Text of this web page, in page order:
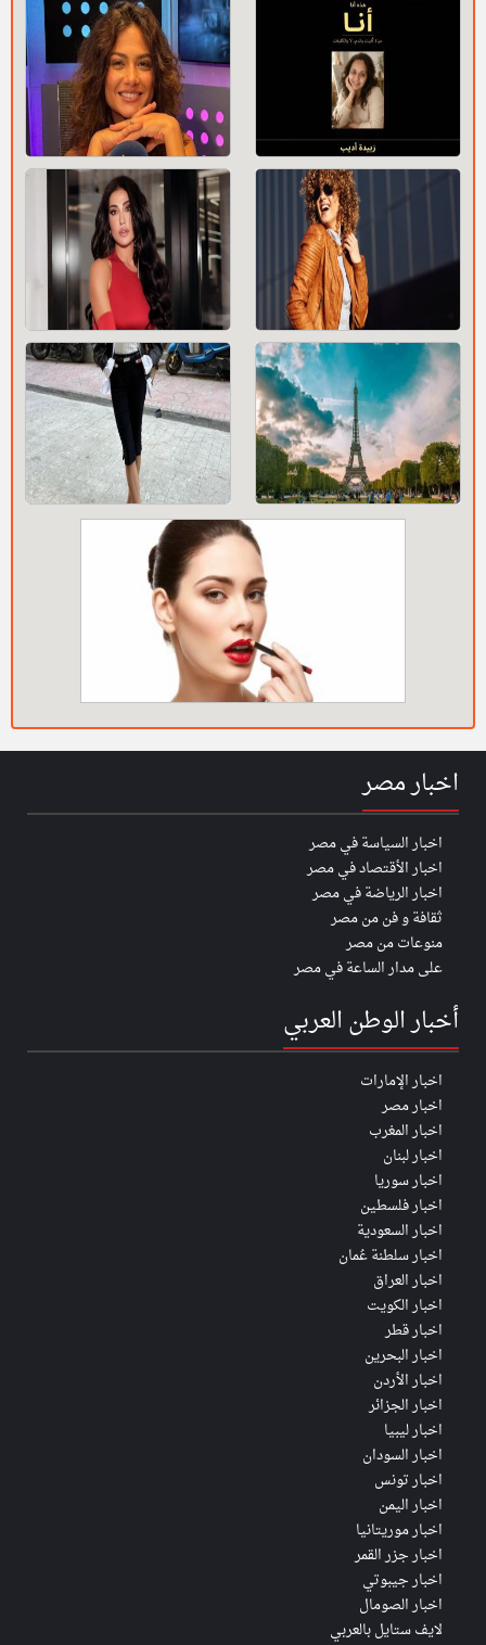
اخبار مصر
اخبار السياسة في مصر
اخبار الأقتصاد في مصر
اخبار الرياضة في مصر
ثقافة و فن من مصر
منوعات من مصر
على مدار الساعة في مصر
أخبار الوطن العربي
اخبار الإمارات
اخبار مصر
اخبار المغرب
اخبار لبنان
اخبار سوريا
اخبار فلسطين
اخبار السعودية
اخبار سلطنة عُمان
اخبار العراق
اخبار الكويت
اخبار قطر
اخبار البحرين
اخبار الأردن
اخبار الجزائر
اخبار ليبيا
اخبار السودان
اخبار تونس
اخبار اليمن
اخبار موريتانيا
اخبار جزر القمر
اخبار جيبوتي
اخبار الصومال
لايف ستايل بالعربي